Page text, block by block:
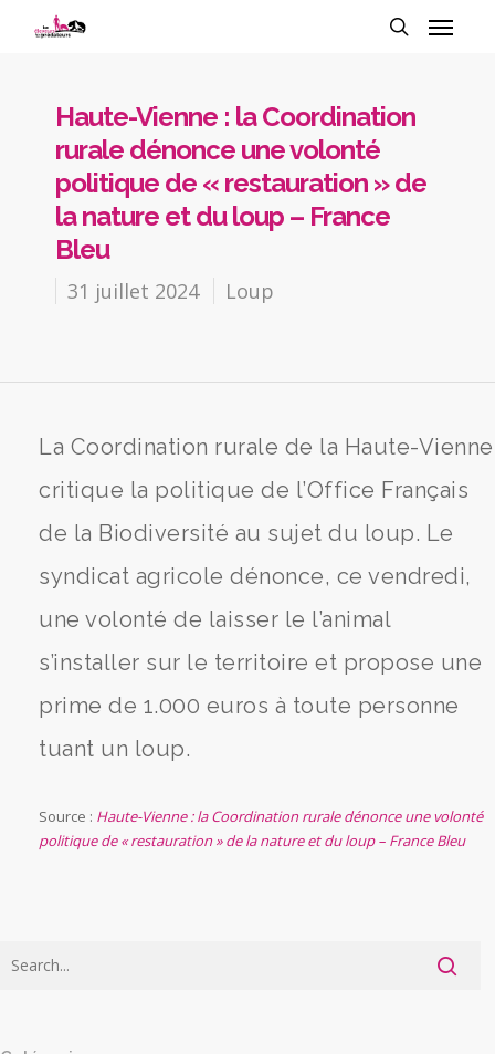
Haute-Vienne : la Coordination
rurale dénonce une volonté
politique de « restauration » de
la nature et du loup – France
Bleu
31 juillet 2024 Loup
La Coordination rurale de la Haute-Vienne
critique la politique de l’Office Français
de la Biodiversité au sujet du loup. Le
syndicat agricole dénonce, ce vendredi,
une volonté de laisser le l’animal
s’installer sur le territoire et propose une
prime de 1.000 euros à toute personne
tuant un loup.
Source : Haute-Vienne : la Coordination rurale dénonce une volonté
politique de « restauration » de la nature et du loup – France Bleu